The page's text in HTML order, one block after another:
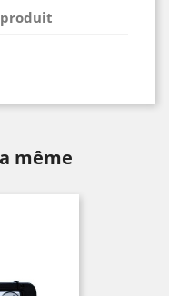
même